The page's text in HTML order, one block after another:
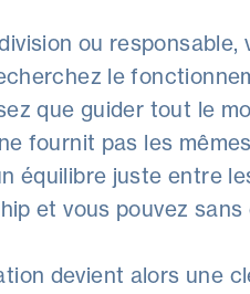
ou responsable,
le
que guider tout le
fournit pas les
équilibre juste entre
et vous pouvez
devient alors une